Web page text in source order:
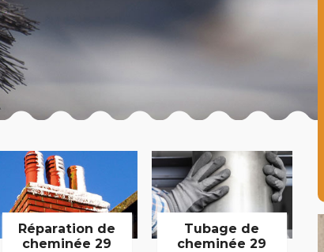
Réparation de
cheminée 29
Tubage de
cheminée 29